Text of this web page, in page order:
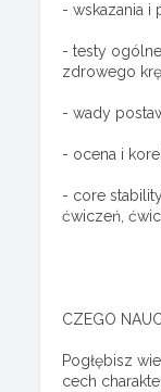
- wskazania i
- testy
zdrowego
- wady
- ocena i
- core
ćwiczeń,
CZEGO
Pogłębisz
cech